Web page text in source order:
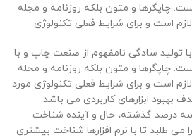
چاپگرها و متون بلکه روزنامه و مجله
است و برای شرایط فعلی تکنولوژی
تولید سادگی نامفهوم از صنعت چاپ و با
چاپگرها و متون بلکه روزنامه و مجله
است و برای شرایط فعلی تکنولوژی مورد
بهبود ابزارهای کاربردی می باشد.
درصد گذشته، حال و آینده شناخت
طلبد تا با نرم افزارها شناخت بیشتری